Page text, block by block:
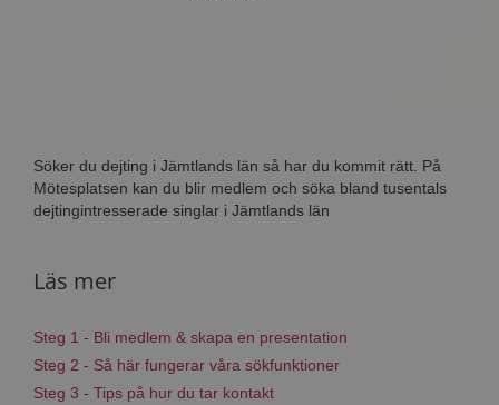
Söker du dejting i Jämtlands län så har du kommit rätt. På
Mötesplatsen kan du blir medlem och söka bland tusentals
dejtingintresserade singlar i Jämtlands län
Läs mer
Steg 1 - Bli medlem & skapa en presentation
Steg 2 - Så här fungerar våra sökfunktioner
Steg 3 - Tips på hur du tar kontakt